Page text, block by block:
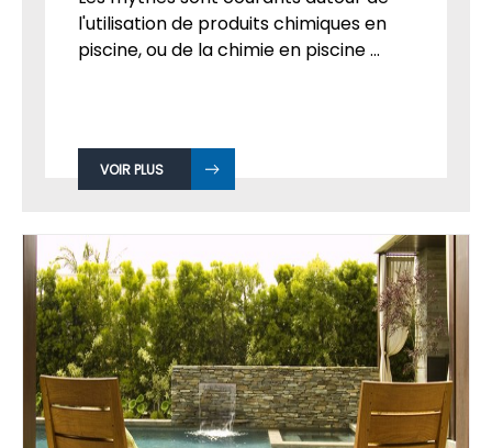
l'utilisation de produits chimiques en
piscine, ou de la chimie en piscine ...
VOIR PLUS